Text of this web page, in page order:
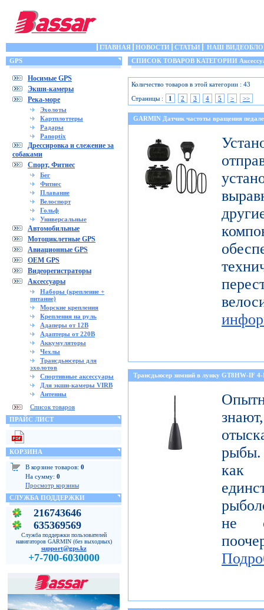
ГЛАВНАЯ НОВОСТИ СТАТЬИ
НАШ
GPS
Носимые GPS
Экшн-камеры
Река-море
Эхолоты
Картплоттеры
Радары
Panoptix
Дрессировка и слежение за
собаками
Спорт, Фитнес
Бег
Фитнес
Плавание
Велоспорт
Гольф
Универсальные
Автомобильные
Мотоциклетные GPS
Авиационные GPS
OEM GPS
Видеорегистраторы
Аксессуары
Наборы (крепление +
питание)
Морские крепления
Крепления на руль
Адаперы от 12В
Адаптеры от 220В
Аккумуляторы
Чехлы
Трансдьюсеры для
эхолотов
Спортивные аксессуары
Для экшн-камеры VIRB
Антенны
Список товаров
ПРАЙС ЛИСТ
КОРЗИНА
В корзине товаров: 0
На сумму: 0
Просмотр корзины
СЛУЖБА ПОДДЕРЖКИ
216743646
635369569
Служба поддержки пользователей
навигаторов GARMIN (без выходных)
support@gps.kz
+7-700-6030000
СПИСОК ТОВАРОВ КАТЕГОРИИ
Количество товаров в этой категории : 43
Страницы :
1 2 3 4 5 > >>
GARMIN Датчик частоты вращения
Трансдьюсер зимний в лунку GT8HW-IF
как
не